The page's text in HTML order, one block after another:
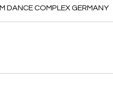
DANCE COMPLEX GERMANY